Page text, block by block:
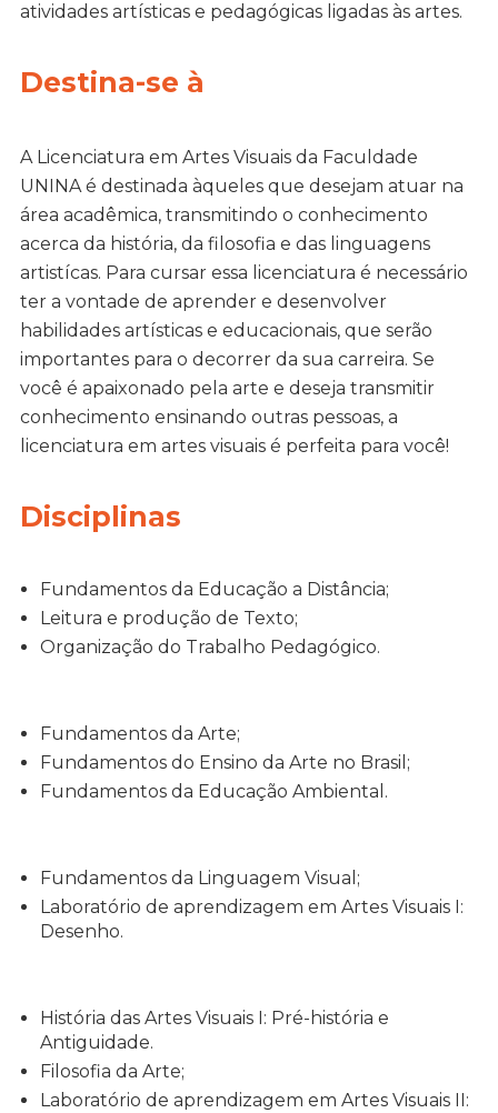
atividades artísticas e pedagógicas ligadas às artes.
Destina-se à
A Licenciatura em Artes Visuais da Faculdade
UNINA é destinada àqueles que desejam atuar na
área acadêmica, transmitindo o conhecimento
acerca da história, da filosofia e das linguagens
artistícas. Para cursar essa licenciatura é necessário
ter a vontade de aprender e desenvolver
habilidades artísticas e educacionais, que serão
importantes para o decorrer da sua carreira. Se
você é apaixonado pela arte e deseja transmitir
conhecimento ensinando outras pessoas, a
licenciatura em artes visuais é perfeita para você!
Disciplinas
Fundamentos da Educação a Distância;
Leitura e produção de Texto;
Organização do Trabalho Pedagógico.
Fundamentos da Arte;
Fundamentos do Ensino da Arte no Brasil;
Fundamentos da Educação Ambiental.
Fundamentos da Linguagem Visual;
Laboratório de aprendizagem em Artes Visuais I:
Desenho.
História das Artes Visuais I: Pré-história e
Antiguidade.
Filosofia da Arte;
Laboratório de aprendizagem em Artes Visuais II: